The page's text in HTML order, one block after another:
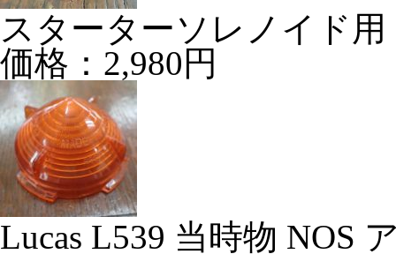
スターターソレノイド用
価格：2,980円
Lucas L539 当時物 NOS